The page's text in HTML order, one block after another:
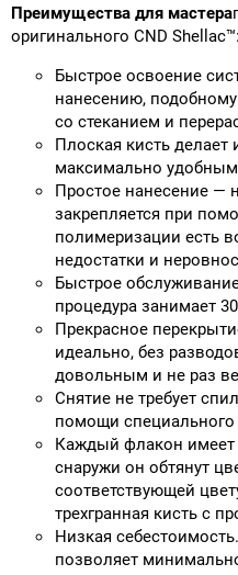
Преимущества для мастера
оригинального CND Shellac™:
Быстрое освоение
нанесению,
со стеканием и
Плоская кисть
максимально
Простое нанесение —
закрепляется при
полимеризации есть
недостатки и
Быстрое
процедура занимает
Прекрасное
идеально, без
довольным и не раз
Снятие не требует
помощи специального
Каждый флакон имеет
снаружи он обтянут
соответствующей
трехгранная кисть с
Низкая
позволяет